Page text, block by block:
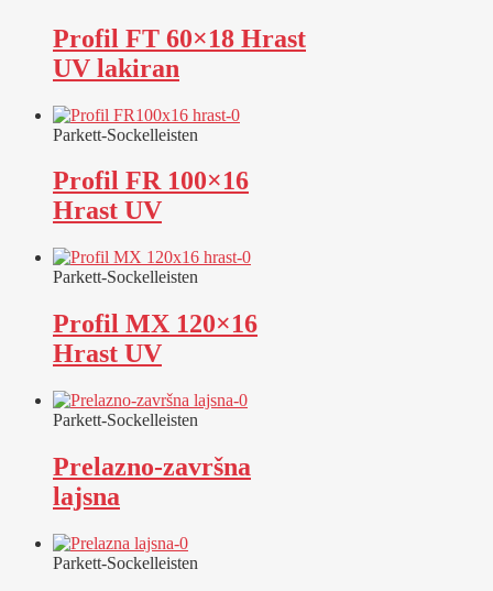
Profil FT 60×18 Hrast
UV lakiran
Parkett-Sockelleisten
Profil FR 100×16
Hrast UV
Parkett-Sockelleisten
Profil MX 120×16
Hrast UV
Parkett-Sockelleisten
Prelazno-završna
lajsna
Parkett-Sockelleisten